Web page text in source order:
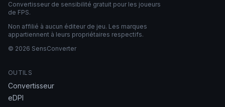
Convertisseur de sensibilité gratuit pour les joueurs
de FPS.
Non affilié à aucun éditeur de jeu. Les marques
appartiennent à leurs propriétaires respectifs.
© 2026 SensConverter
OUTILS
Convertisseur
eDPI